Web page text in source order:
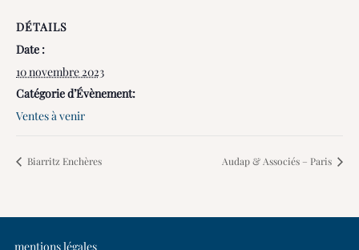
DÉTAILS
Date :
10 novembre 2023
Catégorie d’Évènement:
Ventes à venir
Biarritz Enchères Audap & Associés – Paris
mentions légales